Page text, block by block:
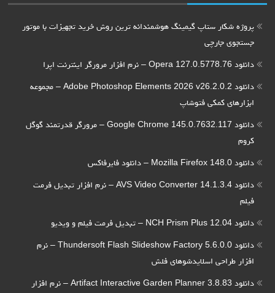
پروژه شکار ستاپ گیمینگ هوشمندانه ترین روش خرید تجهیزات با موتور
جستجوی جارچی
دانلود Opera 127.0.5778.76 – نرم افزار مرورگر اینترنت اپرا
دانلود Adobe Photoshop Elements 2026 v26.2.0.2 – مجموعه
ابزارهای کمکی فتوشاپ
دانلود Google Chrome 145.0.7632.117 – مرورگر قدرتمند گوگل
کروم
دانلود Mozilla Firefox 148.0 – دانلود فایرفاکس
دانلود AVS Video Converter 14.1.3.4 – نرم افزار تبدیل فرمت
فیلم
دانلود NCH Prism Plus 12.04 – تبدیل فرمت فیلم و ویدیو
دانلود Thundersoft Flash Slideshow Factory 5.6.0.0 – نرم
افزار طراحی اسلایدشوهای فلش
دانلود Artifact Interactive Garden Planner 3.8.83 – نرم افزار